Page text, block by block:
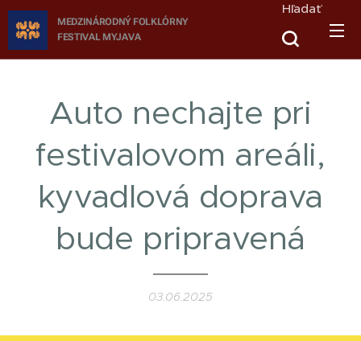
MEDZINÁRODNÝ FOLKLÓRNY
FESTIVAL MYJAVA
Hľadať
Auto nechajte pri
festivalovom areáli,
kyvadlová doprava
bude pripravená
03.06.2025